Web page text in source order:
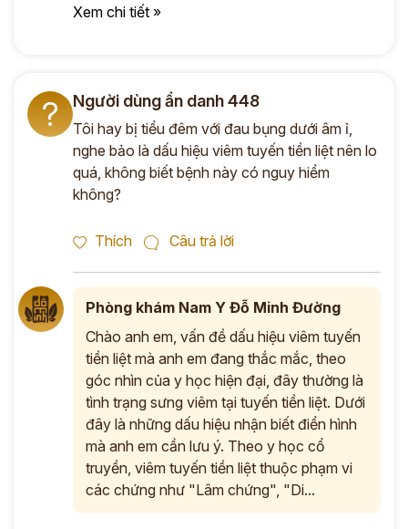
Xem chi tiết »
? Người dùng ẩn danh 448
Tôi hay bị tiểu đêm với đau bụng dưới âm ỉ,
nghe bảo là dấu hiệu viêm tuyến tiền liệt nên lo
quá, không biết bệnh này có nguy hiểm
không?
Thích Câu trả lời
Phòng khám Nam Y Đỗ Minh Đường
Chào anh em, vấn đề dấu hiệu viêm tuyến
tiền liệt mà anh em đang thắc mắc, theo
góc nhìn của y học hiện đại, đây thường là
tình trạng sưng viêm tại tuyến tiền liệt. Dưới
đây là những dấu hiệu nhận biết điển hình
mà anh em cần lưu ý. Theo y học cổ
truyền, viêm tuyến tiền liệt thuộc phạm vi
các chứng như "Lâm chứng", "Di...